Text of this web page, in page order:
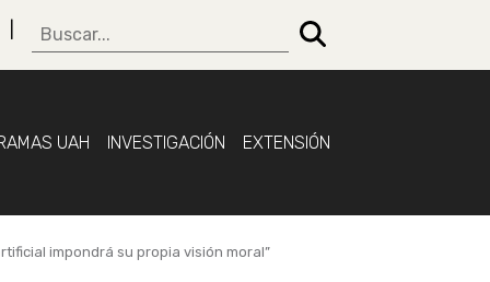
UAH INVESTIGACIÓN EXTENSIÓN
impondrá su propia visión moral”